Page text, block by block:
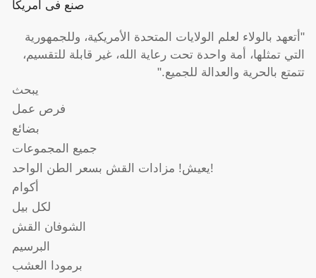
صنع فى أمريكا
"أتعهد بالولاء لعلم الولايات المتحدة الأمريكية، وللجمهورية
التي تمثلها، أمة واحدة تحت رعاية الله، غير قابلة للتقسيم،
تتمتع بالحرية والعدالة للجميع."
يبحث
فرص عمل
بضائع
جميع المجموعات
يعيش! مزادات القش بسعر الطن الواحد!
أكوام
لكل بيل
الشوفان القش
البرسيم
برمودا العشب